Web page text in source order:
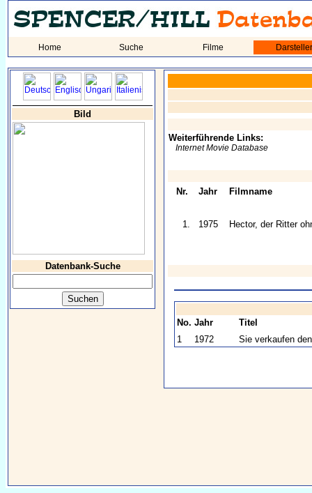
Home Suche Filme Darsteller
Bild
Datenbank-Suche
Weiterführende Links:
Internet Movie Database
Nr. Jahr Filmname
1. 1975 Hector, der Ritter
No. Jahr
Titel
1
1972 Sie verkaufen